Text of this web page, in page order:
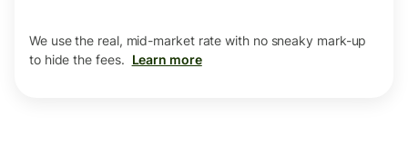
We use the real, mid-market rate with no sneaky mark-up
to hide the fees. Learn more